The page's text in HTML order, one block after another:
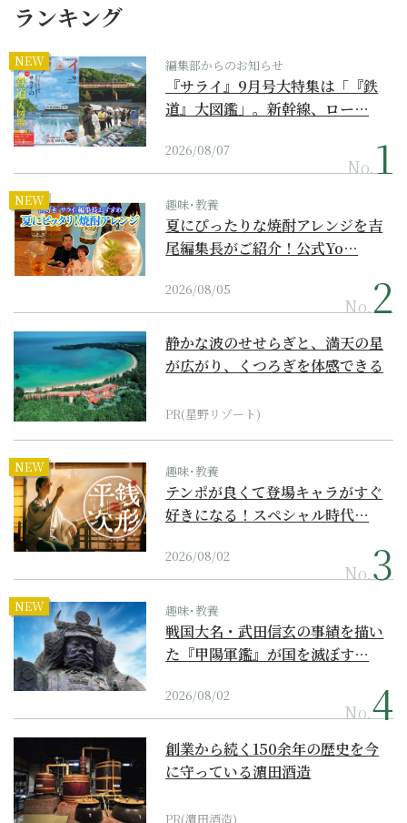
ランキング
NEW 編集部からのお知らせ
『サライ』9月号大特集は「『鉄
道』大図鑑」。新幹線、ロー…
2026/08/07
No.
NEW 趣味･教養
夏にぴったりな焼酎アレンジを吉
尾編集長がご紹介！公式Yo…
2026/08/05
No.
静かな波のせせらぎと、満天の星
が広がり、くつろぎを体感できる
PR(星野リゾート)
NEW 趣味･教養
テンポが良くて登場キャラがすぐ
好きになる！スペシャル時代…
2026/08/02
No.
NEW 趣味･教養
戦国大名・武田信玄の事績を描い
た『甲陽軍鑑』が国を滅ぼす…
2026/08/02
No.
創業から続く150余年の歴史を今
に守っている濵田酒造
PR(濵田酒造)